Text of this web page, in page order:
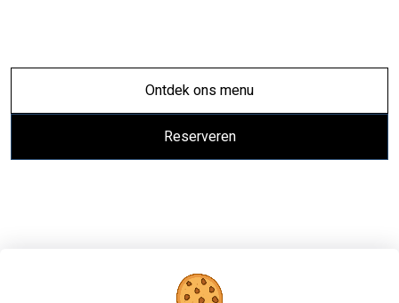
Ontdek ons menu
Reserveren